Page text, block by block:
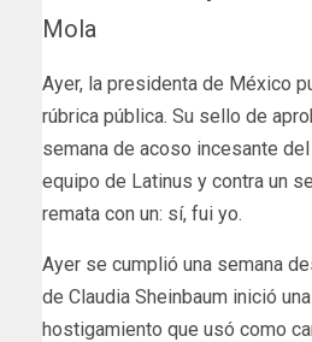
Mola
Ayer, la presidenta de México
rúbrica pública. Su sello de
semana de acoso incesante
equipo de Latinus y contra un
remata con un: sí, fui yo.
Ayer se cumplió una semana
de Claudia Sheinbaum inició
hostigamiento que usó como